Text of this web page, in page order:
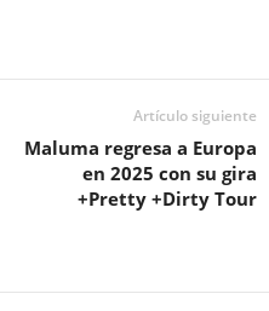
Artículo siguiente
Maluma regresa a Europa
en 2025 con su gira
+Pretty +Dirty Tour